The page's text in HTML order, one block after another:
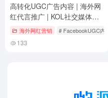
高转化UGC广告内容 | 海外网
红代言推广 | KOL社交媒体短
视频制作服务
海外网红营销 # FacebookUGC内容
133